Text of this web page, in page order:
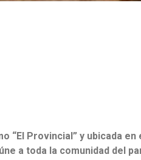
“El Provincial” y ubicada
a toda la comunidad del